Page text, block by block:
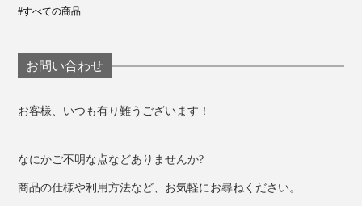
レディスタイプ
#すべての商品
お問い合わせ
お客様、いつも有り難うございます！
なにかご不明な点などありませんか?
商品の仕様や利用方法など、お気軽にお尋ねください。